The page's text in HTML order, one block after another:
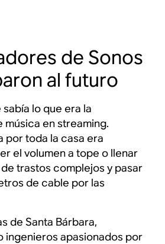
de Sonos
al futuro
lo que era la
en streaming.
por toda la casa era
el volumen a tope o llenar
trastos complejos y pasar
de cable por las
de Santa Bárbara,
ingenieros apasionados por